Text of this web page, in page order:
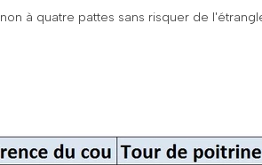
à quatre pattes sans risquer de